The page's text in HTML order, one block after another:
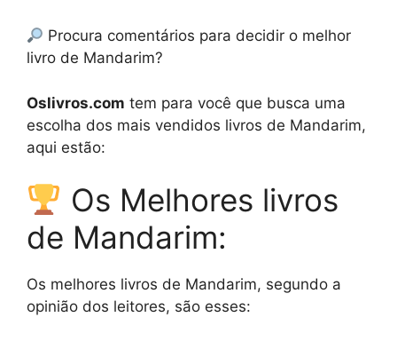
Procura comentários para decidir o melhor
livro de Mandarim?
Oslivros.com tem para você que busca uma
escolha dos mais vendidos livros de Mandarim,
aqui estão:
Os Melhores livros
de Mandarim:
Os melhores livros de Mandarim, segundo a
opinião dos leitores, são esses: